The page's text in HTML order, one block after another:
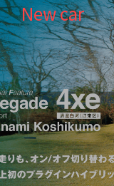
New car